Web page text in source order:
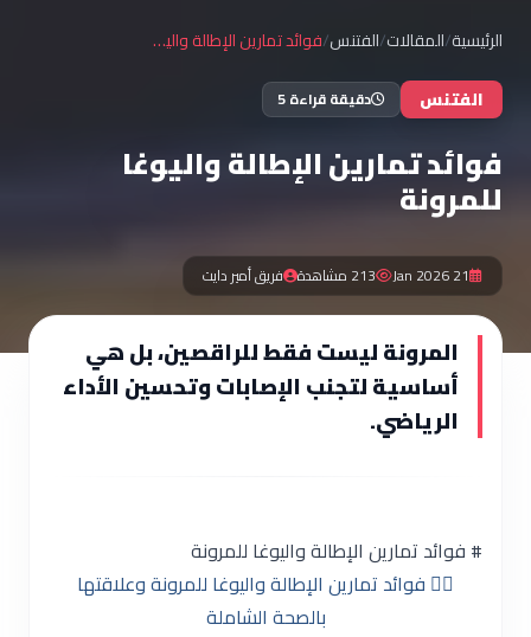
الرئيسية/المقالات/الفتنس/
فوائد تمارين الإطالة واليوغا للمرونة
الفتنس
دقيقة قراءة 5
فوائد تمارين الإطالة واليوغا
للمرونة
21 Jan 2026 213 مشاهدة فريق أمير دايت
المرونة ليست فقط للراقصين، بل هي
أساسية لتجنب الإصابات وتحسين الأداء
الرياضي.
# فوائد تمارين الإطالة واليوغا للمرونة
🧘‍♀️ فوائد تمارين الإطالة واليوغا للمرونة وعلاقتها
بالصحة الشاملة